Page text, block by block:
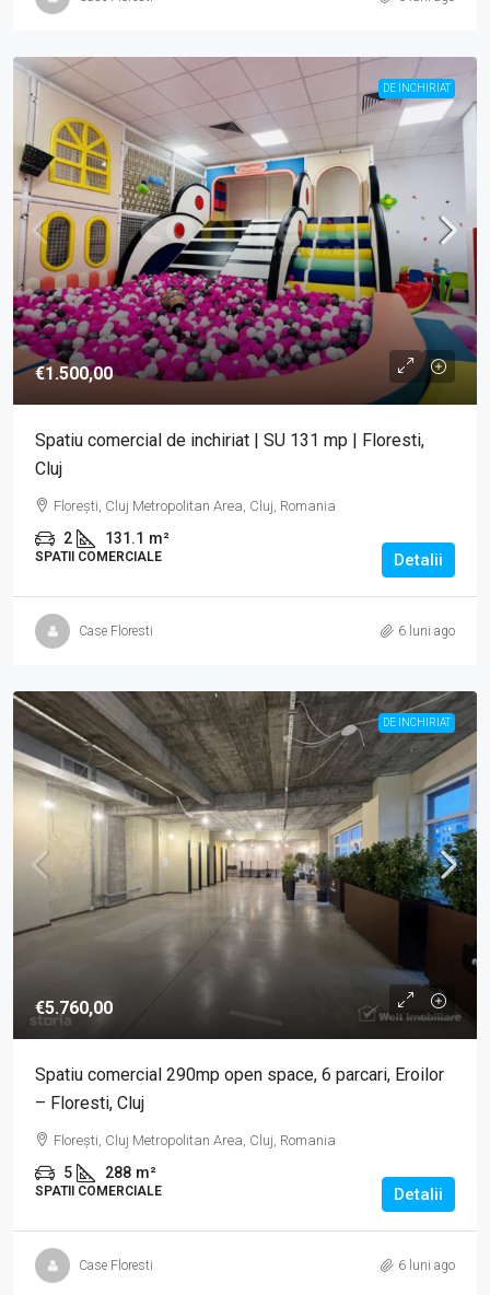
DE INCHIRIAT
€1.500,00
Spatiu comercial de inchiriat | SU 131 mp | Floresti,
Cluj
Florești, Cluj Metropolitan Area, Cluj, Romania
2 131.1 m²
SPATII COMERCIALE Detalii
Case Floresti 6 luni ago
DE INCHIRIAT
€5.760,00
Spatiu comercial 290mp open space, 6 parcari, Eroilor
– Floresti, Cluj
Florești, Cluj Metropolitan Area, Cluj, Romania
5 288 m²
SPATII COMERCIALE Detalii
Case Floresti 6 luni ago